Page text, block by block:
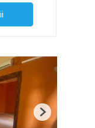
Next